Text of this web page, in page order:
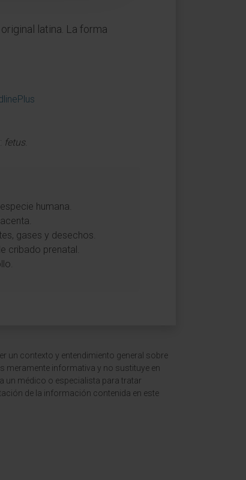
latina. La forma
fetus.
humana.
gases y desechos.
cribado prenatal.
un contexto y entendimiento general sobre
meramente informativa y no sustituye en
un médico o especialista para tratar
de la información contenida en este